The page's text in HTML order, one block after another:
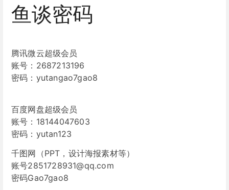
鱼谈密码
腾讯微云超级会员
账号：2687213196
密码：yutangao7gao8
百度网盘超级会员
账号：18144047603
密码：yutan123
千图网（PPT，设计海报素材等）
账号2851728931@qq.com
密码Gao7gao8